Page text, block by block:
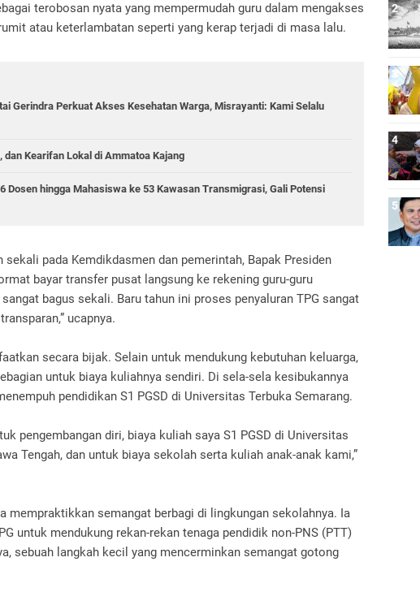
terobosan nyata yang mempermudah guru dalam mengakses
atau keterlambatan seperti yang kerap terjadi di masa lalu.
Gerindra Perkuat Akses Kesehatan Warga, Misrayanti: Kami Selalu
dan Kearifan Lokal di Ammatoa Kajang
Dosen hingga Mahasiswa ke 53 Kawasan Transmigrasi, Gali Potensi
sekali pada Kemdikdasmen dan pemerintah, Bapak Presiden
bayar transfer pusat langsung ke rekening guru-guru
bagus sekali. Baru tahun ini proses penyaluran TPG sangat
ucapnya.
secara bijak. Selain untuk mendukung kebutuhan keluarga,
untuk biaya kuliahnya sendiri. Di sela-sela kesibukannya
pendidikan S1 PGSD di Universitas Terbuka Semarang.
pengembangan diri, biaya kuliah saya S1 PGSD di Universitas
Tengah, dan untuk biaya sekolah serta kuliah anak-anak kami,”
mempraktikkan semangat berbagi di lingkungan sekolahnya. Ia
untuk mendukung rekan-rekan tenaga pendidik non-PNS (PTT)
sebuah langkah kecil yang mencerminkan semangat gotong